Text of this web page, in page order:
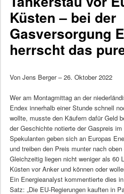
Küsten – bei der
Gasversorgung
herrscht das
Von Jens Berger – 26. Oktober 2022
Wer am Montagmittag an der
Endex innerhalb einer Stunde schnell
wollte, musste den Käufern dafür Geld
der Geschichte notierte der Gaspreis
Spekulanten geben sich an Europas
und treiben den Preis munter nach
Gleichzeitig liegen nicht weniger als 60
Küsten vor Anker und können oder
Ein Energieanalyst kommentierte dies
Satz: „Die EU-Regierungen kauften in